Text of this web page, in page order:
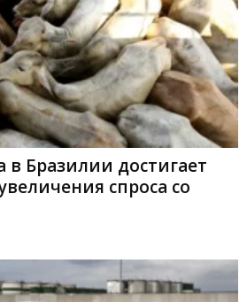
в Бразилии достигает
спроса со